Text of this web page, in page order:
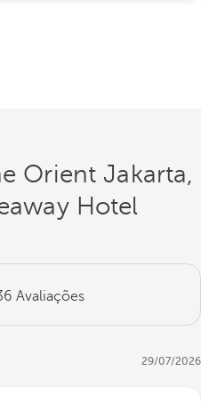
Orient Jakarta,
Hotel
Avaliações
29/07/2026